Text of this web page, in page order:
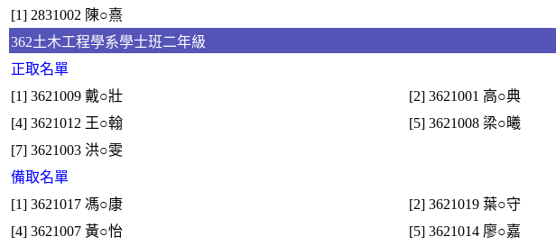
[1] 2831002 陳○熹
362土木工程學系學士班二年級
正取名單
[1] 3621009 戴○壯
[2] 3621001 高○典
[4] 3621012 王○翰
[5] 3621008 梁○曦
[7] 3621003 洪○雯
備取名單
[1] 3621017 馮○康
[2] 3621019 葉○守
[4] 3621007 黃○怡
[5] 3621014 廖○嘉